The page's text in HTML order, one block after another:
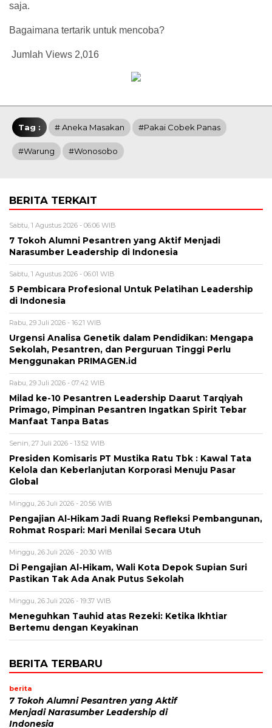
saja.
Bagaimana tertarik untuk mencoba?
Jumlah Views 2,016
Tag : # Aneka Masakan #Pakai Cobek Panas
#Warung #Wonosobo
BERITA TERKAIT
Sabtu, 1 Agustus 2026 - 06:06 WIB
7 Tokoh Alumni Pesantren yang Aktif Menjadi
Narasumber Leadership di Indonesia
Sabtu, 1 Agustus 2026 - 06:01 WIB
5 Pembicara Profesional Untuk Pelatihan Leadership
di Indonesia
Rabu, 29 Juli 2026 - 16:21 WIB
Urgensi Analisa Genetik dalam Pendidikan: Mengapa
Sekolah, Pesantren, dan Perguruan Tinggi Perlu
Menggunakan PRIMAGEN.id
Rabu, 29 Juli 2026 - 07:42 WIB
Milad ke-10 Pesantren Leadership Daarut Tarqiyah
Primago, Pimpinan Pesantren Ingatkan Spirit Tebar
Manfaat Tanpa Batas
Senin, 27 Juli 2026 - 13:52 WIB
Presiden Komisaris PT Mustika Ratu Tbk : Kawal Tata
Kelola dan Keberlanjutan Korporasi Menuju Pasar
Global
Minggu, 26 Juli 2026 - 20:56 WIB
Pengajian Al-Hikam Jadi Ruang Refleksi Pembangunan,
Rohmat Rospari: Mari Menilai Secara Utuh
Minggu, 26 Juli 2026 - 20:30 WIB
Di Pengajian Al-Hikam, Wali Kota Depok Supian Suri
Pastikan Tak Ada Anak Putus Sekolah
Minggu, 26 Juli 2026 - 19:37 WIB
Meneguhkan Tauhid atas Rezeki: Ketika Ikhtiar
Bertemu dengan Keyakinan
BERITA TERBARU
berita
7 Tokoh Alumni Pesantren yang Aktif
Menjadi Narasumber Leadership di
Indonesia